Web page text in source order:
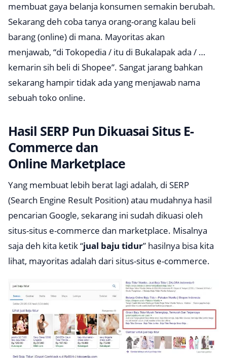
membuat gaya belanja konsumen semakin berubah.
Sekarang deh coba tanya orang-orang kalau beli
barang (online) di mana. Mayoritas akan
menjawab, “di Tokopedia / itu di Bukalapak ada / …
kemarin sih beli di Shopee”. Sangat jarang bahkan
sekarang hampir tidak ada yang menjawab nama
sebuah toko online.
Hasil SERP Pun Dikuasai Situs E-
Commerce dan
Online Marketplace
Yang membuat lebih berat lagi adalah, di SERP
(Search Engine Result Position)atau mudahnya hasil
pencarian Google, sekarang ini sudah dikuasi oleh
situs-situs e-commerce dan marketplace. Misalnya
saja deh kita ketik “jual baju tidur” hasilnya bisa kita
lihat, mayoritas adalah dari situs-situs e-commerce.